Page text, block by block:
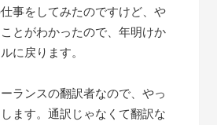
事をしてみたのですけど、や
とがわかったので、年明けか
に戻ります。
ランスの翻訳者なので、やっ
ます。通訳じゃなくて翻訳な